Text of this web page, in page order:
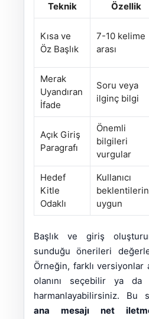
Teknik Özellik
Kısa ve
Öz Başlık
7-10 kelime
arası
Merak
Uyandıran
İfade
Soru veya
ilginç bilgi
Açık Giriş
Paragrafı
Önemli
bilgileri
vurgular
Hedef
Kitle
Odaklı
Kullanıcı
uygun
Başlık ve giriş
sunduğu önerileri
Örneğin, farklı versiyonlar
olanını seçebilir ya da
harmanlayabilirsiniz. Bu
ana mesajı net